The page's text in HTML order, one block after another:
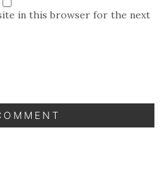
in this browser for the next